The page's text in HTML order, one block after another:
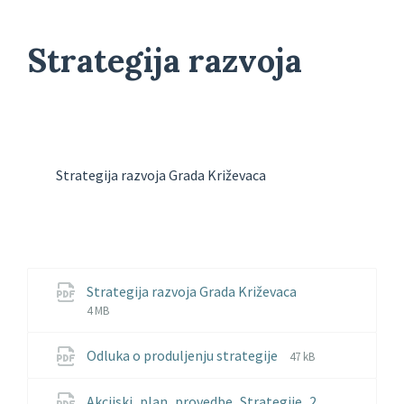
Strategija razvoja
Strategija razvoja Grada Križevaca
Strategija razvoja Grada Križevaca
4 MB
Odluka o produljenju strategije
File
File
47 kB